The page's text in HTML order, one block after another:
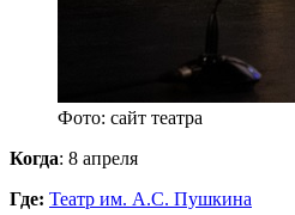
Фото: сайт театра
Когда: 8 апреля
Где: Театр им. А.С. Пушкина